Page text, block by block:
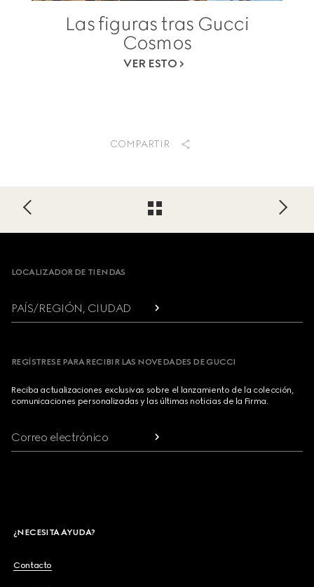
Las figuras tras Gucci
Cosmos
VER ESTO
COMPARTIR
Footer
LOCALIZADOR DE TIENDAS
PAÍS/REGIÓN, CIUDAD
REGÍSTRESE PARA RECIBIR LAS NOVEDADES DE GUCCI
Reciba actualizaciones exclusivas sobre el lanzamiento de la colección,
comunicaciones personalizadas y las últimas noticias de la Firma.
Correo electrónico
¿NECESITA AYUDA?
Contacto